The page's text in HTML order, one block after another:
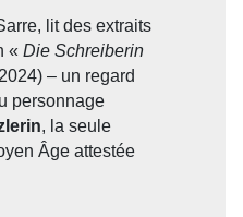
lit des extraits
«Die Schreiberin
– un regard
personnage
, la seule
Âge attestée